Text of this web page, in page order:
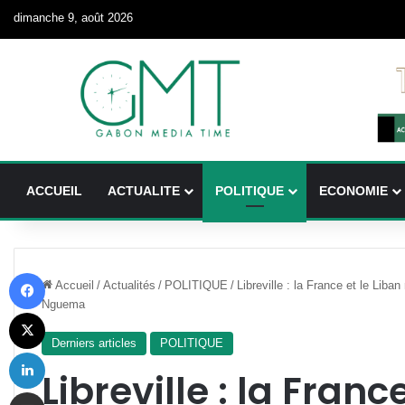
dimanche 9, août 2026
ACCUEIL ACTUALITE POLITIQUE ECONOMIE
Accueil / Actualités / POLITIQUE / Libreville : la France et le
Nguema
Derniers articles POLITIQUE
Libreville : la
X
Linkedin